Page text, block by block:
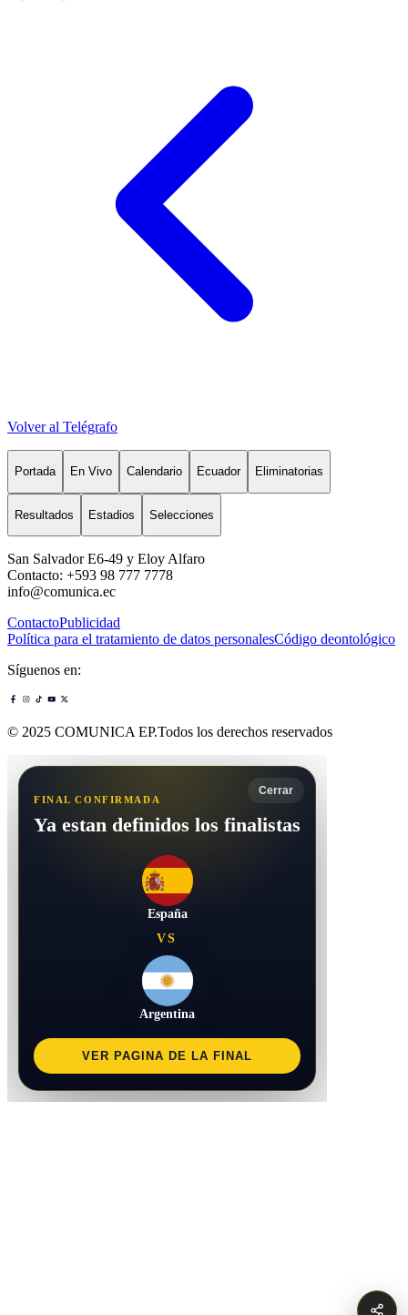
Volver al Telégrafo
Portada En Vivo Calendario Ecuador Eliminatorias
Resultados Estadios Selecciones
San Salvador E6-49 y Eloy Alfaro
Contacto: +593 98 777 7778
info@comunica.ec
ContactoPublicidad
Política para el tratamiento de datos personalesCódigo deontológico
Síguenos en:
© 2025 COMUNICA EP.Todos los derechos reservados
Cerrar
FINAL CONFIRMADA
Ya estan definidos los finalistas
España
VS
Argentina
VER PAGINA DE LA FINAL